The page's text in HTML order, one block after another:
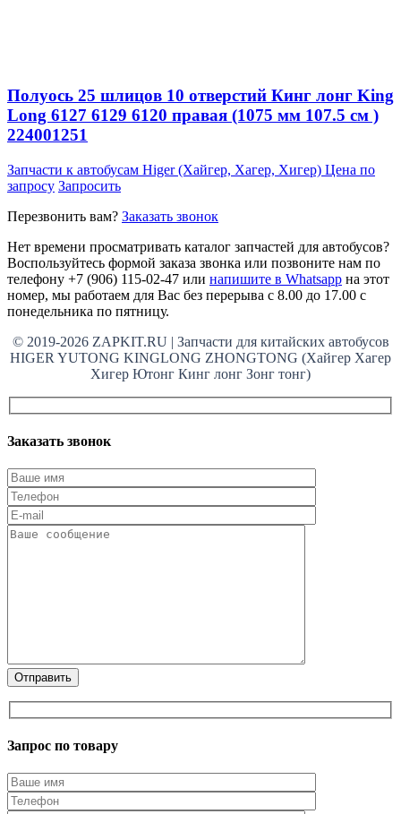
Полуось 25 шлицов 10 отверстий Кинг лонг King
Long 6127 6129 6120 правая (1075 мм 107.5 см )
224001251
Запчасти к автобусам Higer (Хайгер, Хагер, Хигер) Цена по
запросу Запросить
Перезвонить вам? Заказать звонок
Нет времени просматривать каталог запчастей для автобусов?
Воспользуйтесь формой заказа звонка или позвоните нам по
телефону +7 (906) 115-02-47 или напишите в Whatsapp на этот
номер, мы работаем для Вас без перерыва с 8.00 до 17.00 с
понедельника по пятницу.
© 2019-2026 ZAPKIT.RU | Запчасти для китайских автобусов
HIGER YUTONG KINGLONG ZHONGTONG (Хайгер Хагер
Хигер Ютонг Кинг лонг Зонг тонг)
Заказать звонок
Запрос по товару